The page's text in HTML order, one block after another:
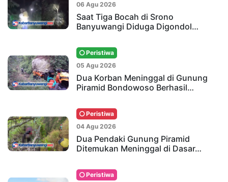
06 Agu 2026
Saat Tiga Bocah di Srono
Banyuwangi Diduga Digondol…
Peristiwa
05 Agu 2026
Dua Korban Meninggal di Gunung
Piramid Bondowoso Berhasil…
Peristiwa
04 Agu 2026
Dua Pendaki Gunung Piramid
Ditemukan Meninggal di Dasar…
Peristiwa